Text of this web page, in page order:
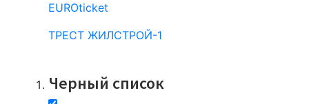
EUROticket
ТРЕСТ ЖИЛСТРОЙ-1
Черный список